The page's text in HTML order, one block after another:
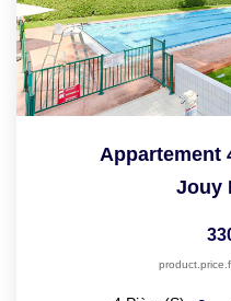
Appartement
Jouy